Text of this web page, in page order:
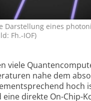
Dar­stel­lung eines
Fh.-IOF)
viele
nahe dem
hoch
eine direkte On-Chip-